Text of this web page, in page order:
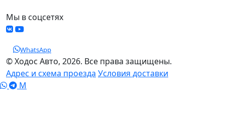
Мы в соцсетях
WhatsApp
© Ходос Авто, 2026. Все права защищены.
Адрес и схема проезда Условия доставки
M